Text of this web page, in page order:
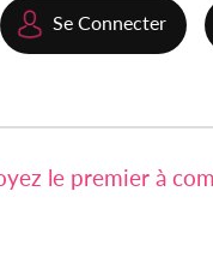
Se Connecter
le premier à